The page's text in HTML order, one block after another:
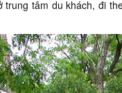
trung tâm du khách, đi